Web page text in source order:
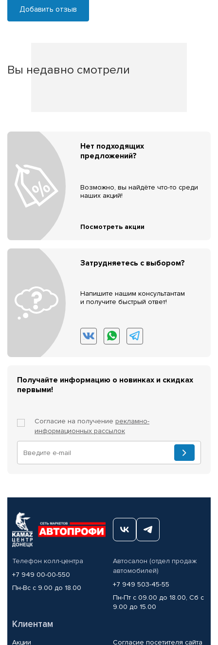
Добавить отзыв
Вы недавно смотрели
Нет подходящих
предложений?
Возможно, вы найдёте что-то среди
наших акций!
Посмотреть акции
Затрудняетесь с выбором?
Напишите нашим консультантам
и получите быстрый ответ!
Получайте информацию о новинках и скидках
первыми!
Согласие на получение рекламно-
информационных рассылок
Телефон колл-центра
+7 949 00-00-550
Пн-Вс с 9.00 до 18.00
Автосалон (отдел продаж
автомобилей)
+7 949 503-45-55
Пн-Пт с 09.00 до 18.00, Сб с
9.00 до 15.00
Клиентам
Акции Согласие посетителя сайта